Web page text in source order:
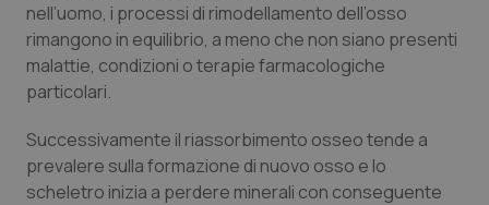
Ulcera & Reflusso
Vaccini
nell’uomo, i processi di rimodellamento dell’osso
rimangono in equilibrio, a meno che non siano presenti
malattie, condizioni o terapie farmacologiche
particolari.
Successivamente il riassorbimento osseo tende a
prevalere sulla formazione di nuovo osso e lo
scheletro inizia a perdere minerali con conseguente